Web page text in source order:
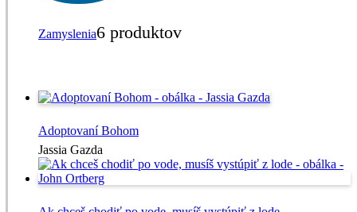
Zamyslenia6 produktov
Adoptovaní­ Bohom
Jassia Gazda